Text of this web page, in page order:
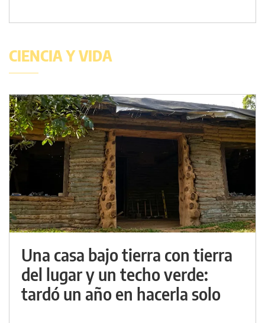
CIENCIA Y VIDA
Una casa bajo tierra con tierra
del lugar y un techo verde:
tardó un año en hacerla solo